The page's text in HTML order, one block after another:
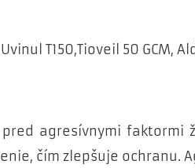
T150,Tioveil 50 GCM,
pred agresívnymi
čím zlepšuje ochranu.